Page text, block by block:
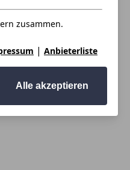
zusammen.
| Anbieterliste
Alle akzeptieren